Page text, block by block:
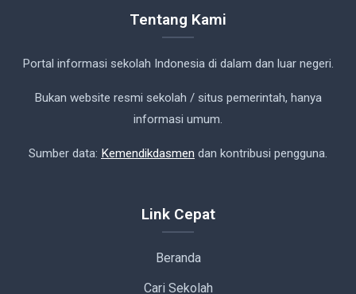
Tentang Kami
Portal informasi sekolah Indonesia di dalam dan luar negeri.
Bukan website resmi sekolah / situs pemerintah, hanya
informasi umum.
Sumber data: Kemendikdasmen dan kontribusi pengguna.
Link Cepat
Beranda
Cari Sekolah